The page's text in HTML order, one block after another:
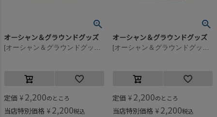
オーシャン＆グラウンドグッズ
定価 ¥ 2,200のところ
当店特別価格 ¥ 2,200税込
オーシャン＆グラウンドグッズ
定価 ¥ 2,200のところ
当店特別価格 ¥ 2,200税込